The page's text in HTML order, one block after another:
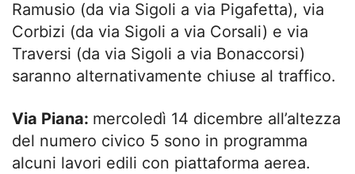
Ramusio (da via Sigoli a via Pigafetta), via
Corbizi (da via Sigoli a via Corsali) e via
Traversi (da via Sigoli a via Bonaccorsi)
saranno alternativamente chiuse al traffico.
Via Piana: mercoledì 14 dicembre all’altezza
del numero civico 5 sono in programma
alcuni lavori edili con piattaforma aerea.